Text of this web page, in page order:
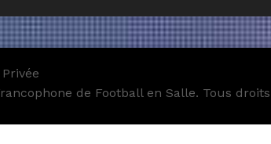
de Football en Salle. Tous